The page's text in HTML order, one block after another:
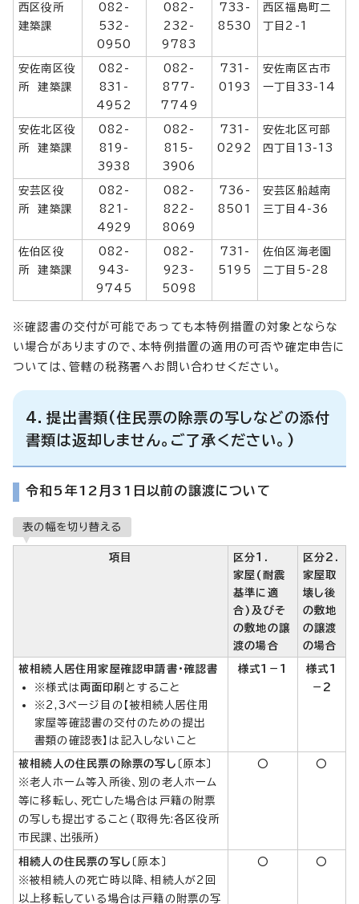
西区役所
建築課
082-
532-
0950
082-
232-
9783
733-
8530
西区福島町二
丁目2-1
安佐南区役
所 建築課
082-
831-
4952
082-
877-
7749
731-
0193
安佐南区古市
一丁目33-14
安佐北区役
所 建築課
082-
819-
3938
082-
815-
3906
731-
0292
安佐北区可部
四丁目13-13
安芸区役
所 建築課
082-
821-
4929
082-
822-
8069
736-
8501
安芸区船越南
三丁目4-36
佐伯区役
所 建築課
082-
943-
9745
082-
923-
5098
731-
5195
佐伯区海老園
二丁目5-28
※確認書の交付が可能であっても本特例措置の対象とならな
い場合がありますので、本特例措置の適用の可否や確定申告に
ついては、管轄の税務署へお問い合わせください。
4．提出書類(住民票の除票の写しなどの添付
書類は返却しません。ご了承ください。)
令和5年12月31日以前の譲渡について
表の幅を切り替える
項目
区分1.
家屋(耐震
基準に適
合)及びそ
の敷地の譲
渡の場合
区分2.
家屋取
壊し後
の敷地
の譲渡
の場合
被相続人居住用家屋確認申請書・確認書
※様式は両面印刷 とすること
※2,3ページ目の【被相続人居住用
家屋等確認書の交付のための提出
書類の確認表】は記入しないこと
様式1－1
様式1
－2
被相続人の住民票の除票の写し 〔原本〕
※老人ホーム等入所後、別の老人ホーム
等に移転し、死亡した場合は戸籍の附票
の写しも提出すること(取得先:各区役所
市民課、出張所)
○ ○
相続人の住民票の写し 〔原本〕
※被相続人の死亡時以降、相続人が2回
以上移転している場合は戸籍の附票の写
○ ○